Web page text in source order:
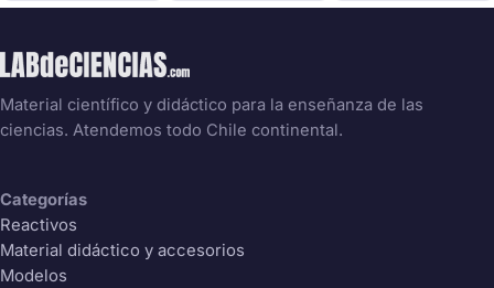
Material científico y didáctico para la enseñanza de las
ciencias. Atendemos todo Chile continental.
Categorías
Reactivos
Material didáctico y accesorios
Modelos